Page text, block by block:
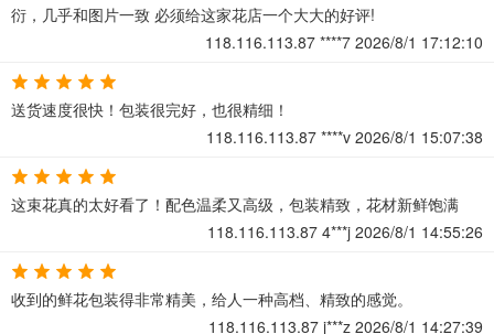
衍，几乎和图片一致 必须给这家花店一个大大的好评!
118.116.113.87 ****7 2026/8/1 17:12:10
送货速度很快！包装很完好，也很精细！
118.116.113.87 ****v 2026/8/1 15:07:38
这束花真的太好看了！配色温柔又高级，包装精致，花材新鲜饱满
118.116.113.87 4***j 2026/8/1 14:55:26
收到的鲜花包装得非常精美，给人一种高档、精致的感觉。
118.116.113.87 j***z 2026/8/1 14:27:39